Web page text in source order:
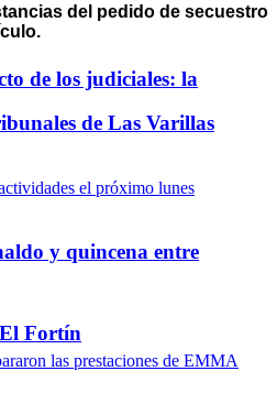
de los judiciales: la
de Las Varillas
y quincena entre
del pedido de secuestro
Fortín